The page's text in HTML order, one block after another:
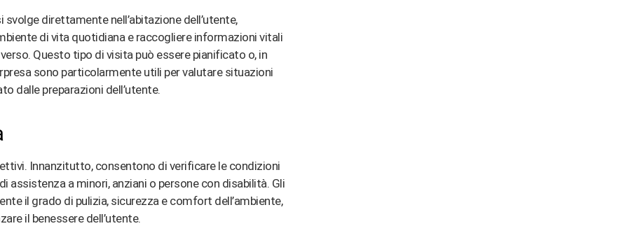
direttamente nell’abitazione dell’utente,
di vita quotidiana e raccogliere informazioni vitali
Questo tipo di visita può essere pianificato o, in
sono particolarmente utili per valutare situazioni
dalle preparazioni dell’utente​​.
Innanzitutto, consentono di verificare le condizioni
a minori, anziani o persone con disabilità. Gli
il grado di pulizia, sicurezza e comfort dell’ambiente,
il benessere dell’utente​​.